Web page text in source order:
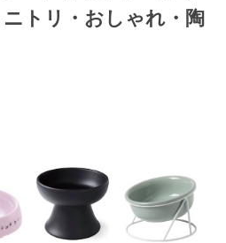
トリ・おしゃれ・陶